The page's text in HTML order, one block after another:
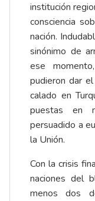
institución
consciencia
nación.
sinónimo de
ese
pudieron dar
calado en
puestas en
persuadido a
la Unión.
Con la crisis
naciones del
menos dos